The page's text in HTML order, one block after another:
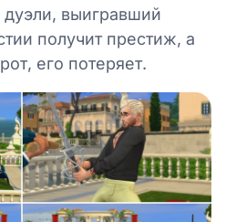
дуэли, выигравший
получит престиж, а
его потеряет.